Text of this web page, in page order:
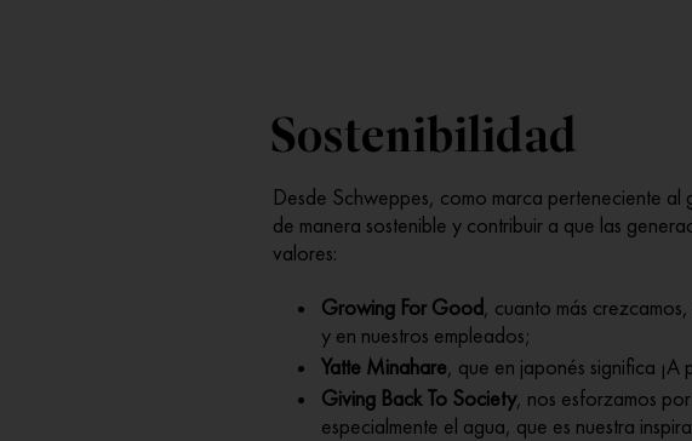
Sostenibilidad
Desde Schweppes, como marca perteneciente
de manera sostenible y contribuir a que las
valores:
Growing For Good, cuanto más
y en nuestros empleados;
Yatte Minahare, que en japonés significa
Giving Back To Society, nos esforzamos
especialmente el agua, que es nuestra